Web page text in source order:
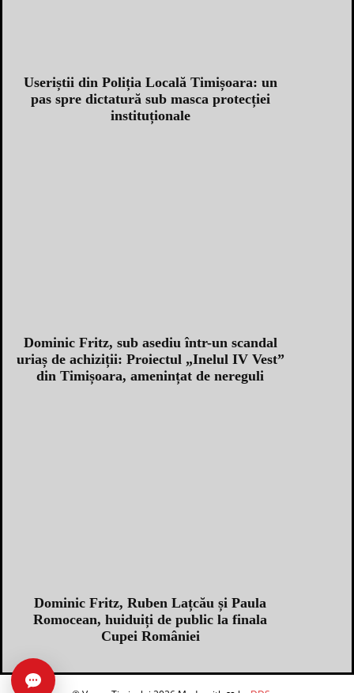
Useriștii din Poliția Locală Timișoara: un
pas spre dictatură sub masca protecției
instituționale
Dominic Fritz, sub asediu într-un scandal
uriaș de achiziții: Proiectul „Inelul IV Vest”
din Timișoara, amenințat de nereguli
Dominic Fritz, Ruben Lațcău și Paula
Romocean, huiduiți de public la finala
Cupei României
Caută în arhivă